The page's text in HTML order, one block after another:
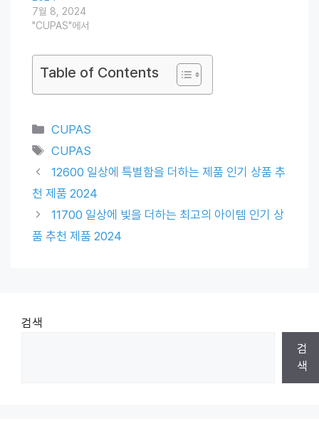
7월 8, 2024
"CUPAS"에서
Table of Contents
Categories
CUPAS
Tags
CUPAS
12600 일상에 특별함을 더하는 제품 인기 상품 추
천 제품 2024
11700 일상에 빛을 더하는 최고의 아이템 인기 상
품 추천 제품 2024
검색
검
색